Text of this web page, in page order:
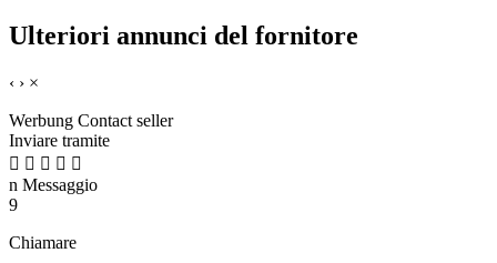
Ulteriori annunci del fornitore
‹ › ×
Werbung Contact seller
Inviare tramite
    
n Messaggio
9
Chiamare